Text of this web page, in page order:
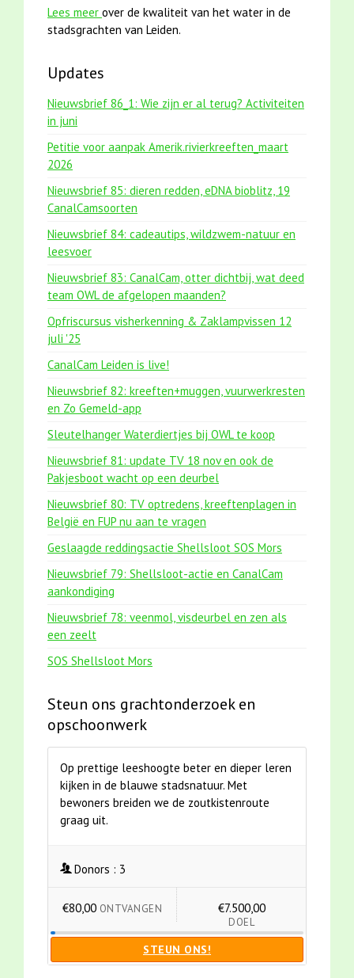
Lees meer over de kwaliteit van het water in de
stadsgrachten van Leiden.
Updates
Nieuwsbrief 86_1: Wie zijn er al terug? Activiteiten
in juni
Petitie voor aanpak Amerik.rivierkreeften_maart
2026
Nieuwsbrief 85: dieren redden, eDNA bioblitz, 19
CanalCamsoorten
Nieuwsbrief 84: cadeautips, wildzwem-natuur en
leesvoer
Nieuwsbrief 83: CanalCam, otter dichtbij, wat deed
team OWL de afgelopen maanden?
Opfriscursus visherkenning & Zaklampvissen 12
juli '25
CanalCam Leiden is live!
Nieuwsbrief 82: kreeften+muggen, vuurwerkresten
en Zo Gemeld-app
Sleutelhanger Waterdiertjes bij OWL te koop
Nieuwsbrief 81: update TV 18 nov en ook de
Pakjesboot wacht op een deurbel
Nieuwsbrief 80: TV optredens, kreeftenplagen in
België en FUP nu aan te vragen
Geslaagde reddingsactie Shellsloot SOS Mors
Nieuwsbrief 79: Shellsloot-actie en CanalCam
aankondiging
Nieuwsbrief 78: veenmol, visdeurbel en zen als
een zeelt
SOS Shellsloot Mors
Steun ons grachtonderzoek en
opschoonwerk
Op prettige leeshoogte beter en dieper leren
kijken in de blauwe stadsnatuur. Met
bewoners breiden we de zoutkistenroute
graag uit.
Donors : 3
€80,00 ONTVANGEN €7.500,00
DOEL
STEUN ONS!